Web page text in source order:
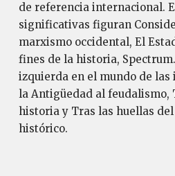
de referencia internacional.
significativas figuran
marxismo occidental, El
fines de la historia,
izquierda en el mundo de las
la Antigüedad al feudalismo,
historia y Tras las huellas
histórico.